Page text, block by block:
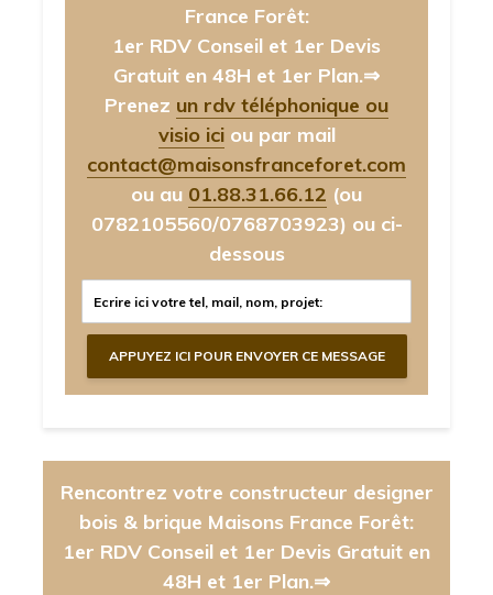
France Forêt:
1er RDV Conseil et 1er Devis
Gratuit en 48H et 1er Plan.⇒
Prenez un rdv téléphonique ou
visio iciou par mail
contact@maisonsfranceforet.com
ou au 01.88.31.66.12 (ou
0782105560/0768703923) ou ci-
dessous
Rencontrez votre constructeur designer
bois & brique Maisons France Forêt:
1er RDV Conseil et 1er Devis Gratuit en
48H et 1er Plan.⇒